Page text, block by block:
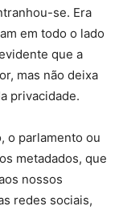
se. Era
em todo o lado
que a
mas não deixa
privacidade.
o parlamento ou
metadados, que
nossos
redes sociais,